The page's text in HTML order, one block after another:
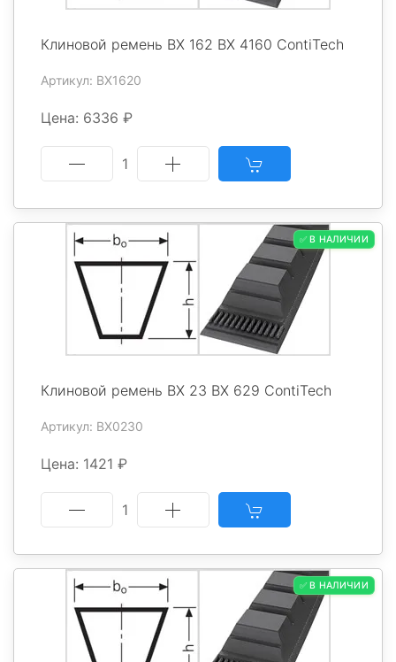
Клиновой ремень BX 162 BX 4160 ContiTech
Артикул: BX1620
Цена: 6336 ₽
1
✅ В НАЛИЧИИ
Клиновой ремень BX 23 BX 629 ContiTech
Артикул: BX0230
Цена: 1421 ₽
1
✅ В НАЛИЧИИ